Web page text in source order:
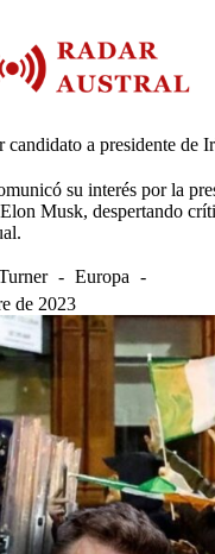
candidato a presidente de
su interés por la
Musk, despertando
Europa
de 2023